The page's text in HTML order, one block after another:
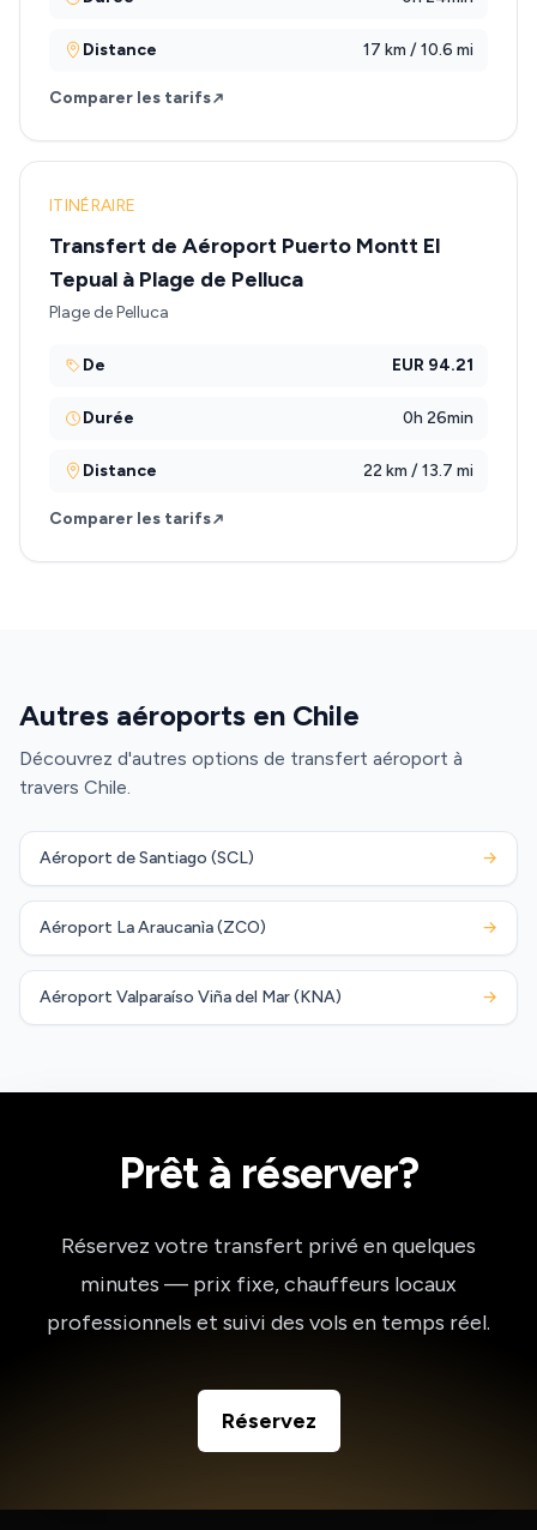
Distance 17 km / 10.6 mi
Comparer les tarifs
ITINÉRAIRE
Transfert de Aéroport Puerto Montt El
Tepual à Plage de Pelluca
Plage de Pelluca
De EUR 94.21
Durée 0h 26min
Distance 22 km / 13.7 mi
Comparer les tarifs
Autres aéroports en Chile
Découvrez d'autres options de transfert aéroport à
travers Chile.
Aéroport de Santiago (SCL) →
Aéroport La Araucanìa (ZCO) →
Aéroport Valparaíso Viña del Mar (KNA) →
Prêt à réserver?
Réservez votre transfert privé en quelques
minutes — prix fixe, chauffeurs locaux
professionnels et suivi des vols en temps réel.
Réservez